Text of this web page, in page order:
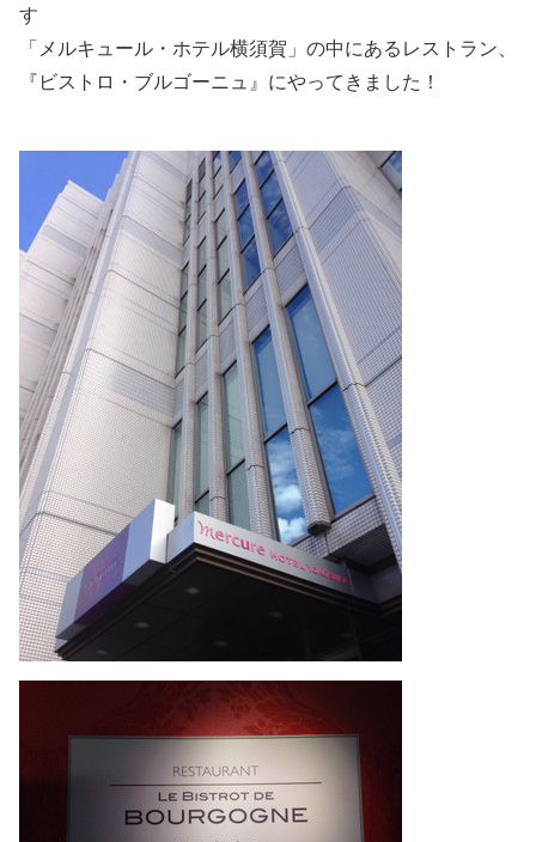
す
「メルキュール・ホテル横須賀」の中にあるレストラン、
『ビストロ・ブルゴーニュ』にやってきました！